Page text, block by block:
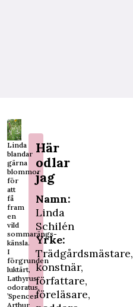
Linda
blandar
gärna
blommor
för
att
få
fram
en
vild
sommarängs-
känsla.
I
förgrunden
luktärt,
Lathyrus
odoratus,
’Spencer
Arthur
Här
odlar
jag
Namn:
Linda
Schilén
Yrke:
Trädgårdsmästare,
konstnär,
författare,
föreläsare,